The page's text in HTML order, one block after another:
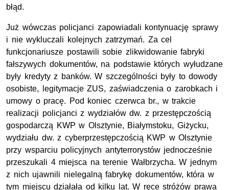
błąd.
Już wówczas policjanci zapowiadali kontynuację sprawy
i nie wykluczali kolejnych zatrzymań. Za cel
funkcjonariusze postawili sobie zlikwidowanie fabryki
fałszywych dokumentów, na podstawie których wyłudzane
były kredyty z banków. W szczególności były to dowody
osobiste, legitymacje ZUS, zaświadczenia o zarobkach i
umowy o pracę. Pod koniec czerwca br., w trakcie
realizacji policjanci z wydziałów dw. z przestępczością
gospodarczą KWP w Olsztynie, Białymstoku, Giżycku,
wydziału dw. z cyberprzestępczością KWP w Olsztynie
przy wsparciu policyjnych antyterrorystów jednocześnie
przeszukali 4 miejsca na terenie Wałbrzycha. W jednym
z nich ujawnili nielegalną fabrykę dokumentów, która w
tym miejscu działała od kilku lat. W ręce stróżów prawa